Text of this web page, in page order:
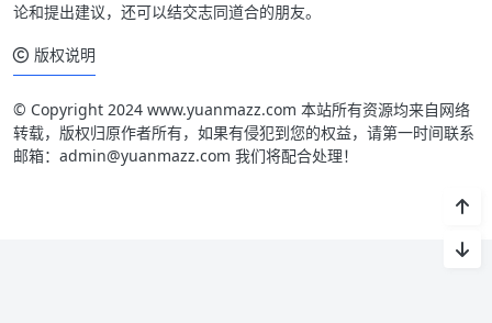
论和提出建议，还可以结交志同道合的朋友。
版权说明
© Copyright 2024 www.yuanmazz.com 本站所有资源均来自网络
转载，版权归原作者所有，如果有侵犯到您的权益，请第一时间联系
邮箱：admin@yuanmazz.com 我们将配合处理！